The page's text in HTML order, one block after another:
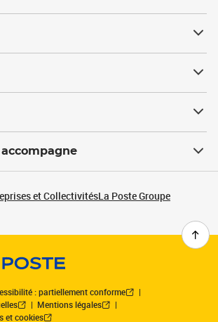
et CollectivitésLa Poste Groupe
: partiellement conforme
Mentions légales
et cookies